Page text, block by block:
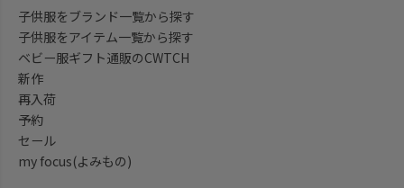
子供服をブランド一覧から探す
子供服をアイテム一覧から探す
ベビー服ギフト通販のCWTCH
新作
再入荷
予約
セール
my focus(よみもの)